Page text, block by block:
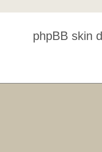
phpBB skin